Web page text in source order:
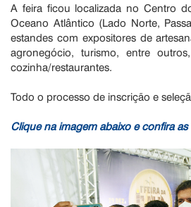
A feira ficou localizada no Centro
Oceano Atlântico (Lado Norte,
estandes com expositores de
agronegócio, turismo, entre
cozinha/restaurantes.
Todo o processo de inscrição e
Clique na imagem abaixo e confira as